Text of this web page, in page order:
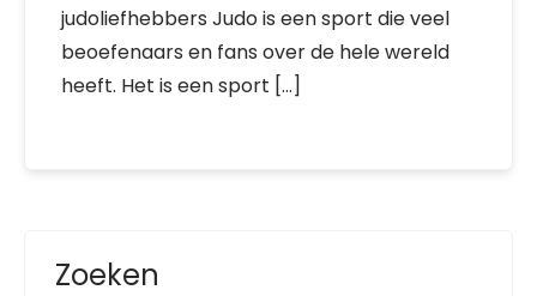
judoliefhebbers Judo is een sport die veel
beoefenaars en fans over de hele wereld
heeft. Het is een sport […]
Zoeken